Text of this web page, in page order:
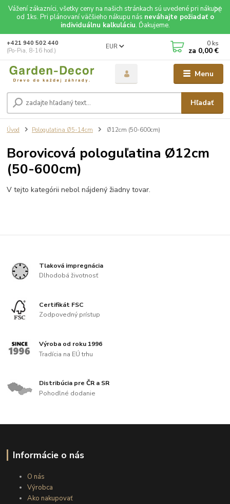
Vážení zákazníci, všetky ceny na našich stránkach sú uvedené pri nákupe
od 1ks. Pri plánovaní väčšieho nákupu nás neváhajte požiadať o
individuálnu kalkuláciu. Ďakujeme.
Menu
EUR
Hľadať
+421 940 502 440
(Po-Pia, 8-16 hod.)
0 ks
za 0,00 €
Úvod Pologuľatina Ø5-14cm Ø12cm (50-600cm)
Borovicová pologuľatina Ø12cm
(50-600cm)
V tejto kategórii nebol nájdený žiadny tovar.
Tlaková impregnácia
Dlhodobá životnosť
Certifikát FSC
Zodpovedný prístup
Výroba od roku 1996
Tradícia na EÚ trhu
Distribúcia pre ČR a SR
Pohodlné dodanie
Informácie o nás
O nás
Výrobca
Ako nakupovať